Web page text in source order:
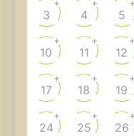
3
+
4
+
5
+
10
+
11
+
12
+
17
+
18
+
19
+
24
+
25
+
26
+